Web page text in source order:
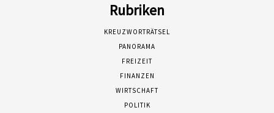
Rubriken
KREUZWORTRÄTSEL
PANORAMA
FREIZEIT
FINANZEN
WIRTSCHAFT
POLITIK